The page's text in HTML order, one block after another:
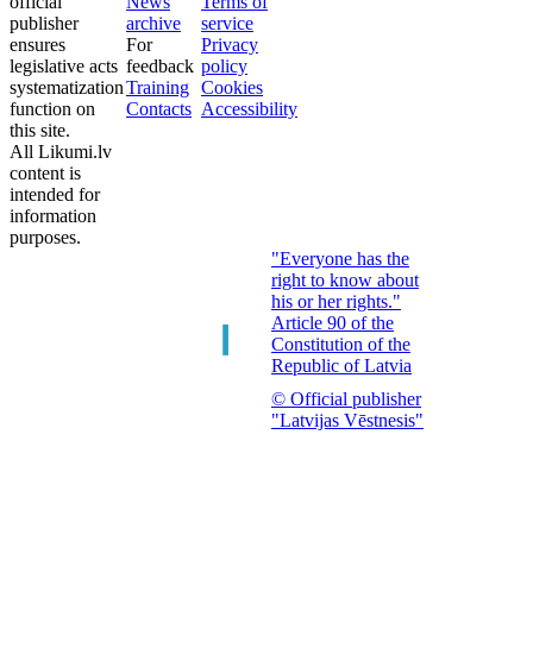
publisher
ensures
legislative acts
systematization
function on
this site.
All Likumi.lv
content is
intended for
information
purposes.
archive
For
feedback
Training
Contacts
service
Privacy
policy
Cookies
Accessibility
"Everyone has the
right to know about
his or her rights."
Article 90 of the
Constitution of the
Republic of Latvia
© Official publisher
"Latvijas Vēstnesis"